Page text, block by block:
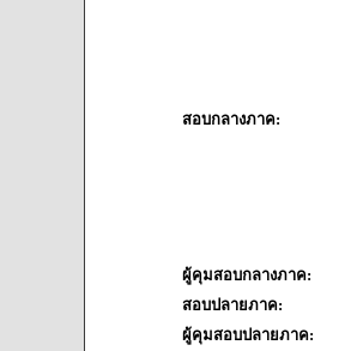
สอบกลางภาค:
ผู้คุมสอบกลางภาค:
สอบปลายภาค:
ผู้คุมสอบปลายภาค: